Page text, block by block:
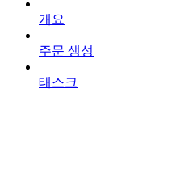
개요
주문 생성
태스크